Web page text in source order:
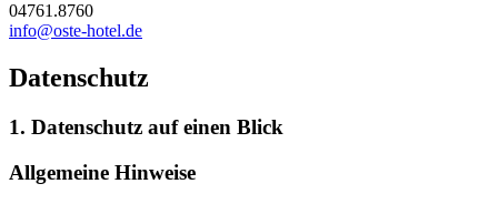
04761.8760
info@oste-hotel.de
Datenschutz
1. Datenschutz auf einen Blick
Allgemeine Hinweise